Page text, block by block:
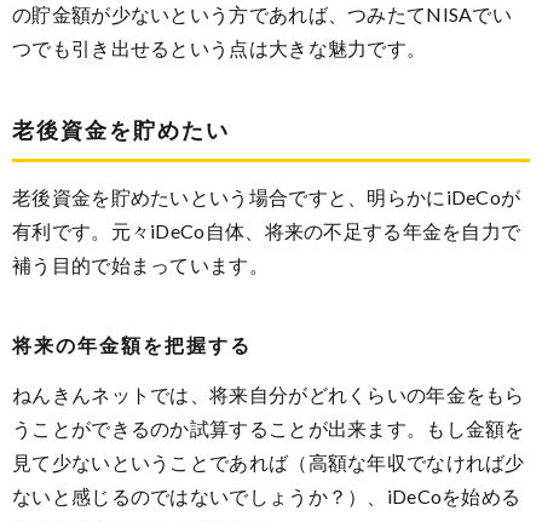
の貯金額が少ないという方であれば、つみたてNISAでい
つでも引き出せるという点は大きな魅力です。
老後資金を貯めたい
老後資金を貯めたいという場合ですと、明らかにiDeCoが
有利です。元々iDeCo自体、将来の不足する年金を自力で
補う目的で始まっています。
将来の年金額を把握する
ねんきんネットでは、将来自分がどれくらいの年金をもら
うことができるのか試算することが出来ます。もし金額を
見て少ないということであれば（高額な年収でなければ少
ないと感じるのではないでしょうか？）、iDeCoを始める